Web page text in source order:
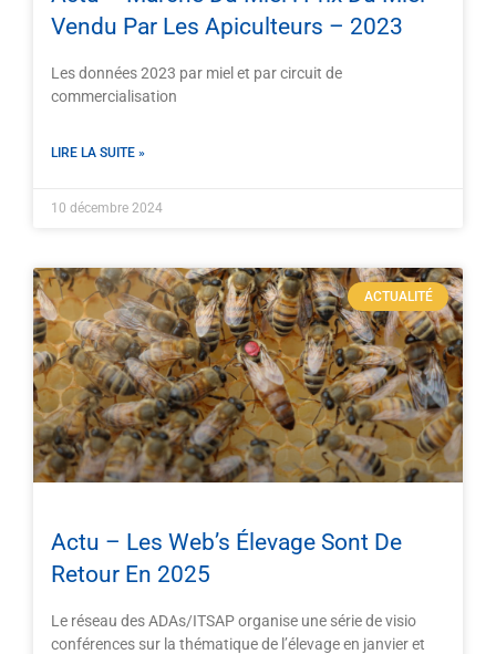
Vendu Par Les Apiculteurs – 2023
Les données 2023 par miel et par circuit de
commercialisation
LIRE LA SUITE »
10 décembre 2024
ACTUALITÉ
Actu – Les Web’s Élevage Sont De
Retour En 2025
Le réseau des ADAs/ITSAP organise une série de visio
conférences sur la thématique de l’élevage en janvier et